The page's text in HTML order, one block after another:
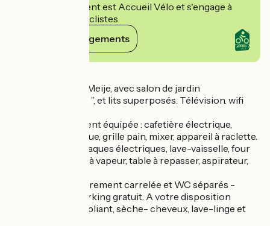
Cet établissement est Accueil Vélo et s'engage à
accueillir des cyclistes.
Voir ses engagements
Terrasse face à la Meije, avec salon de jardin
Canapé “ clic-clac ”, et lits superposés. Télévision. wifi
Cuisine entièrement équipée : cafetière électrique,
bouilloire électrique, grille pain, mixer, appareil à raclette.
Réfrigérateur, 4 plaques électriques, lave-vaisselle, four
micro-ondes, Fer à vapeur, table à repasser, aspirateur,
Salle de bain entièrement carrelée et WC séparés -
Cellier privé et parking gratuit. A votre disposition
gratuitement : Lit pliant, sèche- cheveux, lave-linge et